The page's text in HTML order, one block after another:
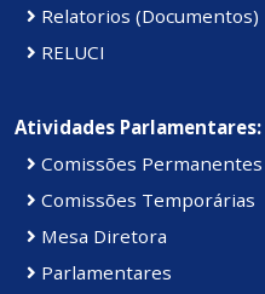
Relatorios (Documentos)
RELUCI
Atividades Parlamentares:
Comissões Permanentes
Comissões Temporárias
Mesa Diretora
Parlamentares